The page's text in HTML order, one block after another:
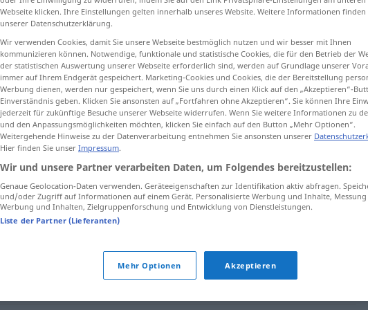
antippen)
Webseite klicken. Ihre Einstellungen gelten innerhalb unseres Website. Weitere Informationen finden
unserer Datenschutzerklärung.
Wir verwenden Cookies, damit Sie unsere Webseite bestmöglich nutzen und wir besser mit Ihnen
kommunizieren können. Notwendige, funktionale und statistische Cookies, die für den Betrieb der
der statistischen Auswertung unserer Webseite erforderlich sind, werden auf Grundlage unserer
immer auf Ihrem Endgerät gespeichert. Marketing-Cookies und Cookies, die der Bereitstellung
Werbung dienen, werden nur gespeichert, wenn Sie uns durch einen Klick auf den „Akzeptieren“-
Einverständnis geben. Klicken Sie ansonsten auf „Fortfahren ohne Akzeptieren“. Sie können Ihre
jederzeit für zukünftige Besuche unserer Webseite widerrufen. Wenn Sie weitere Informationen zu
und den Anpassungsmöglichkeiten möchten, klicken Sie einfach auf den Button „Mehr Optionen“.
Weitergehende Hinweise zu der Datenverarbeitung entnehmen Sie ansonsten unserer
Hier finden Sie unser Impressum.
Wir und unsere Partner verarbeiten Daten, um Folgendes bereitzustellen:
Genaue Geolocation-Daten verwenden. Geräteeigenschaften zur Identifikation aktiv abfragen.
und/oder Zugriff auf Informationen auf einem Gerät. Personalisierte Werbung und Inhalte, Messung
Werbung und Inhalten, Zielgruppenforschung und Entwicklung von Dienstleistungen.
Liste der Partner (Lieferanten)
Mehr Optionen Akzeptieren